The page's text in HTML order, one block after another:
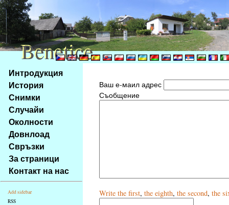
Na
obsah
stránky
Klávesové
zkratky
tomto
webu
základní
Hlavní
strana
Интродукция
История
Снимки
Случайи
Околности
Довнлоад
Свръзки
За страници
Контакт на нас
Add sidebar
RSS
Ваш е-маил адрес
Съобщение
Write the first, the eighth, the second, the
Benetice
Benetice